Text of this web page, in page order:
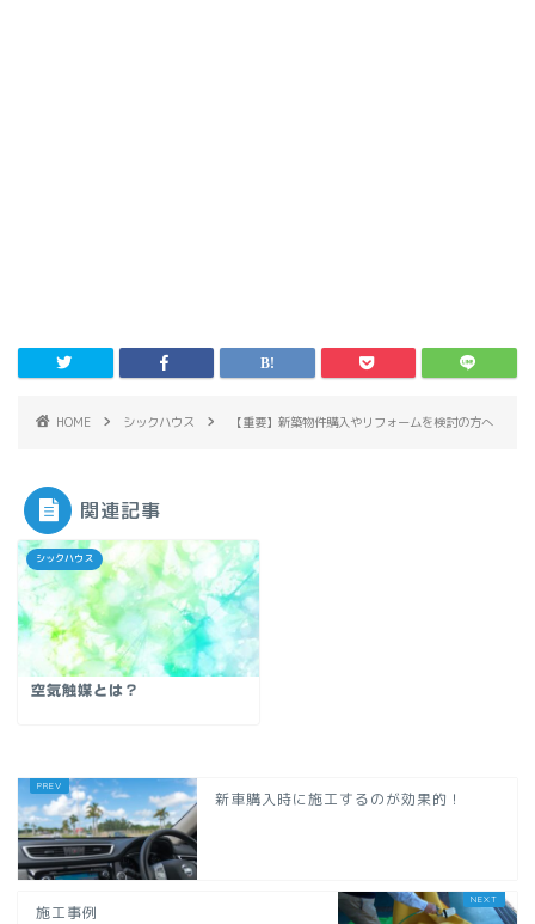
HOME シックハウス 【重要】新築物件購入やリフォームを検討の方へ
関連記事
シックハウス
空気触媒とは？
新車購入時に施工するのが効果的！
施工事例